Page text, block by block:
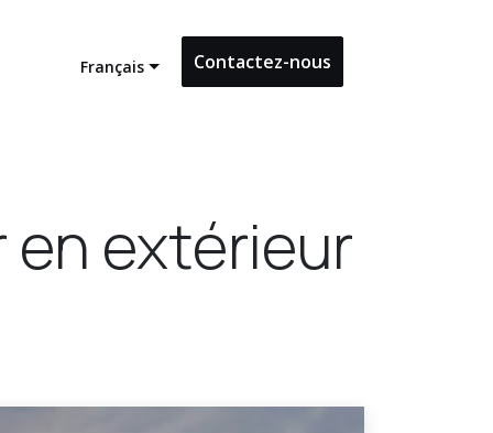
Français Contactez-nous
en extérieur